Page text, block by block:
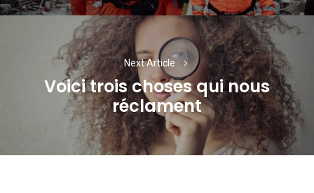
Next Article
Next
post:
Voici trois choses qui nous
réclament